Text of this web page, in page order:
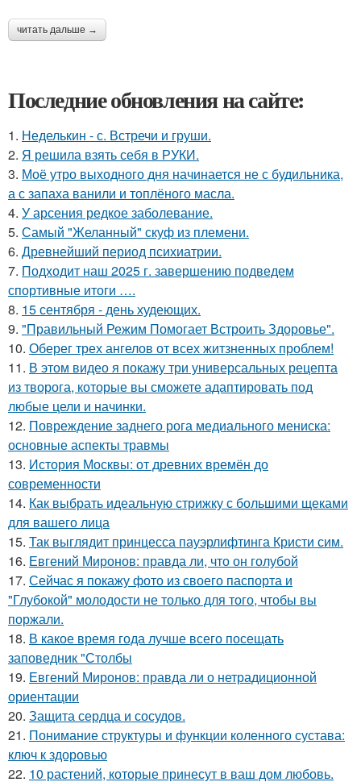
читать дальше →
Последние обновления на сайте:
1. Неделькин - с. Встречи и груши.
2. Я решила взять себя в РУКИ.
3. Моё утро выходного дня начинается не с будильника,
а с запаха ванили и топлёного масла.
4. У арсения редкое заболевание.
5. Самый "Желанный" скуф из племени.
6. Древнейший период психиатрии.
7. Подходит наш 2025 г. завершению подведем
спортивные итоги ….
8. 15 сентября - день худеющих.
9. "Правильный Режим Помогает Встроить Здоровье".
10. Оберег трех ангелов от всех житзненных проблем!
11. В этом видео я покажу три универсальных рецепта
из творога, которые вы сможете адаптировать под
любые цели и начинки.
12. Повреждение заднего рога медиального мениска:
основные аспекты травмы
13. История Москвы: от древних времён до
современности
14. Как выбрать идеальную стрижку с большими щеками
для вашего лица
15. Так выглядит принцесса пауэрлифтинга Кристи сим.
16. Евгений Миронов: правда ли, что он голубой
17. Сейчас я покажу фото из своего паспорта и
"Глубокой" молодости не только для того, чтобы вы
поржали.
18. В какое время года лучше всего посещать
заповедник "Столбы
19. Евгений Миронов: правда ли о нетрадиционной
ориентации
20. Защита сердца и сосудов.
21. Понимание структуры и функции коленного сустава:
ключ к здоровью
22. 10 растений, которые принесут в ваш дом любовь.